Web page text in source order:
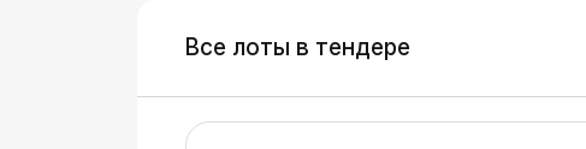
Все лоты в тендере